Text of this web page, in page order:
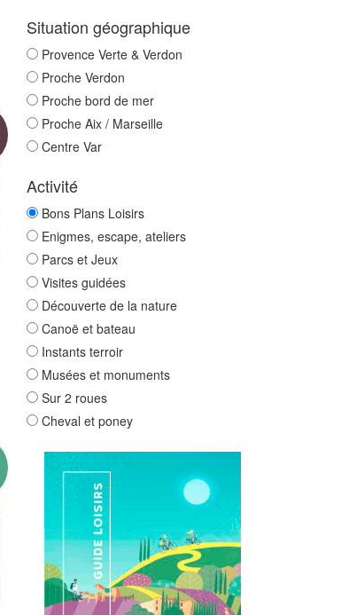
Situation géographique
Provence Verte & Verdon
Proche Verdon
Proche bord de mer
Proche Aix / Marseille
Centre Var
Activité
Bons Plans Loisirs
Enigmes, escape, ateliers
Parcs et Jeux
Visites guidées
Découverte de la nature
Canoë et bateau
Instants terroir
Musées et monuments
Sur 2 roues
Cheval et poney